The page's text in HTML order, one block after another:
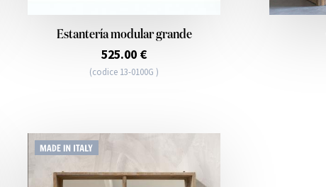
Estantería modular grande
525.00 €
(codice 13-0100G )